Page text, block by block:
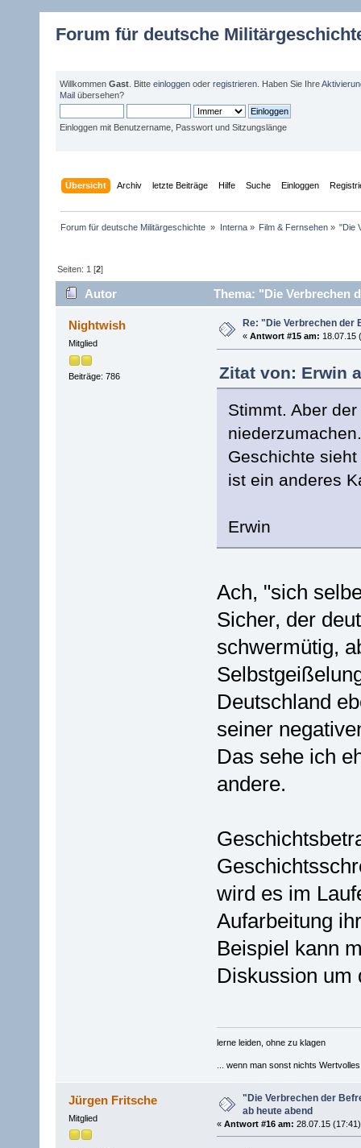
Forum für deutsche
Willkommen Gast . Bitte einloggen oder registrieren . Haben Sie Ihre
Mail übersehen?
Einloggen mit Benutzername, Passwort und Sitzungslänge
Übersicht Archiv letzte Beiträge Hilfe Suche Einloggen
Forum für deutsche Militärgeschichte » Interna» Film & Fernsehen» "Die
Seiten: 1 [2]
Autor Thema: "Die Verbrechen
Nightwish
Mitglied
Beiträge: 786
Re: "Die Verbrechen der
« Antwort #15 am: 18.07.15
Zitat von: Erwin
Stimmt. Aber
Geschichte
ist ein anderes
Erwin
Ach, "sich
Sicher, der
schwermütig,
Deutschland
seiner
Das sehe ich
andere.
wird es im
Aufarbeitung
Beispiel kann
Diskussion um
lerne leiden, ohne zu klagen
... wenn man sonst nichts
Jürgen Fritsche
Mitglied
"Die Verbrechen der
ab heute abend
« Antwort #16 am: 28.07.15